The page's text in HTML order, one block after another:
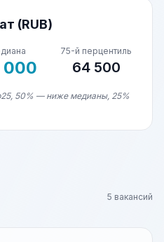
(RUB)
000
75-й перцентиль
64 500
50% — ниже медианы, 25%
5 вакансий